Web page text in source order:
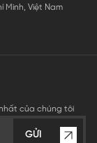
Minh, Việt Nam
của chúng tôi
GỬI